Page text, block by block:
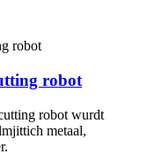
robot
robot wurdt
metaal,